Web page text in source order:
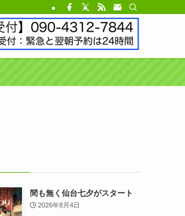
間も無く仙台七夕がスタート
2026年8月4日